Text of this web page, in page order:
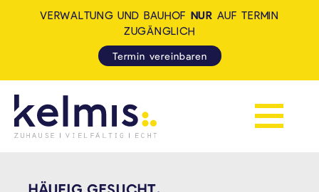
Navigation
VERWALTUNG UND BAUHOF NUR AUF TERMIN
ZUGÄNGLICH
Termin vereinbaren
HÄUFIG GESUCHT.